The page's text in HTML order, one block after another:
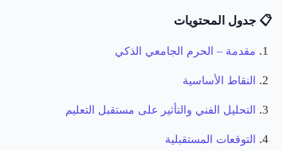
📋 جدول المحتويات
مقدمة – الحرم الجامعي الذكي
النقاط الأساسية
التحليل الفني والتأثير على مستقبل التعليم
التوقعات المستقبلية